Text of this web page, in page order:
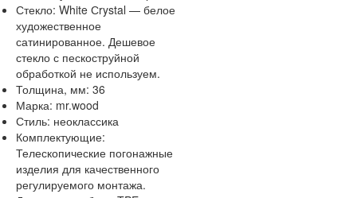
Стекло: White Сrystal — белое
художественное
сатинированное. Дешевое
стекло с пескоструйной
обработкой не используем.
Толщина, мм: 36
Марка: mr.wood
Стиль: неоклассика
Комплектующие:
Телескопические погонажные
изделия для качественного
регулируемого монтажа.